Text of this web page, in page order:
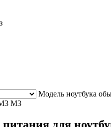
Модель ноутбука